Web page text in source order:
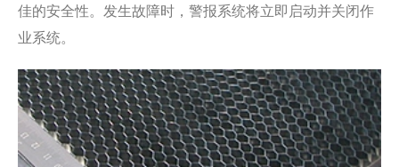
佳的安全性。发生故障时，警报系统将立即启动并关闭作
业系统。